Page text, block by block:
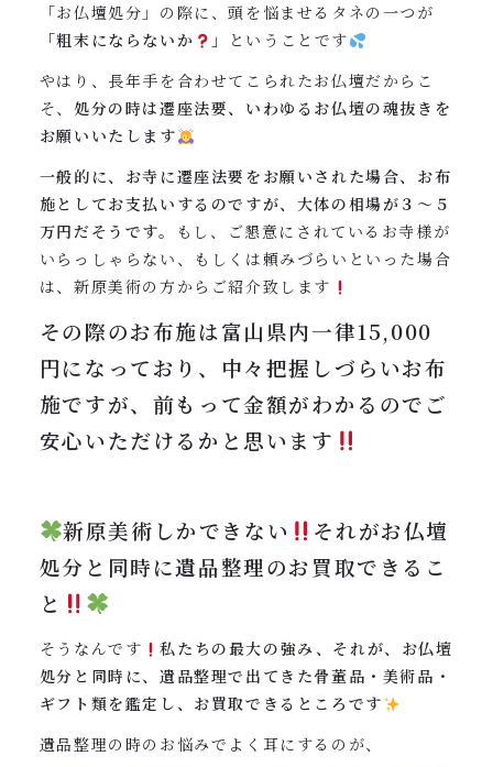
「お仏壇処分」の際に、頭を悩ませるタネの一つが
「粗末にならないか
」
ということです
やはり、長年手を合わせてこられたお仏壇だからこ
そ、 処分の時は遷座法要、いわゆるお仏壇の魂抜きを
お願いいたします
一般的に、お寺に遷座法要をお願いされた場合、お布
施としてお支払いするのですが、大体の相場が３〜５
万円だそうです。
もし、ご懇意にされているお寺様が
いらっしゃらない、もしくは頼みづらいといった場合
は、新原美術の方からご紹介致します
その際のお布施は富山県内一律15,000
円になっており、中々把握しづらいお布
施ですが、前もって金額がわかるのでご
安心いただけるかと思います
新原美術しかできない
それがお仏壇
処分と同時に遺品整理のお買取できるこ
と
そうなんです
私たちの最大の強み、それが、お仏壇
処分と同時に、遺品整理で出てきた骨董品・美術品・
ギフト類を鑑定し、お買取できるところです
遺品整理の時のお悩みでよく耳にするのが、